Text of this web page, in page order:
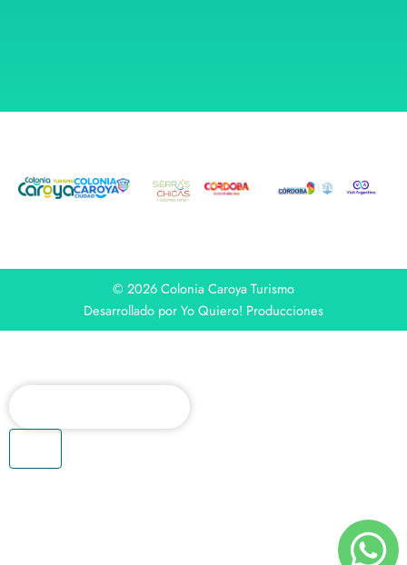
© 2026 Colonia Caroya Turismo
Desarrollado por Yo Quiero! Producciones